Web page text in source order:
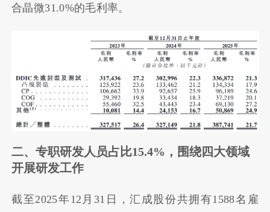
合晶微31.0%的毛利率。
二、专职研发人员占比15.4%，围绕四大领域
开展研发工作
截至2025年12月31日，汇成股份共拥有1588名雇